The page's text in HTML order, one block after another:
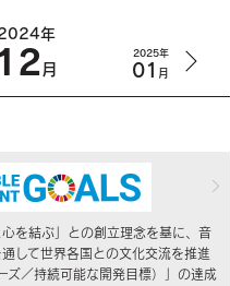
年
月
2025年
01 月
を結ぶ」との創立理念を基に、音
して世界各国との文化交流を推進
ズ／持続可能な開発目標）」の達成